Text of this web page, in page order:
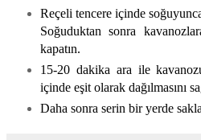
Reçeli tencere içinde
Soğuduktan sonra
kapatın.
15-20 dakika ara ile
içinde eşit olarak dağılmasını
Daha sonra serin bir yerde